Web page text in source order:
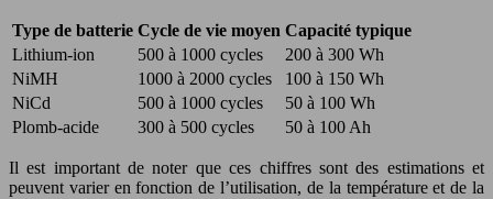
Type de batterie Cycle de vie moyen Capacité typique
Lithium-ion
500 à 1000 cycles
200 à 300 Wh
NiMH
1000 à 2000 cycles
100 à 150 Wh
NiCd
500 à 1000 cycles
50 à 100 Wh
Plomb-acide
300 à 500 cycles 50 à 100 Ah
Il est important de noter que ces chiffres sont des estimations et
peuvent varier en fonction de l’utilisation, de la température et de la